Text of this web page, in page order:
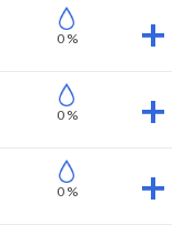
0 %
0 %
0 %